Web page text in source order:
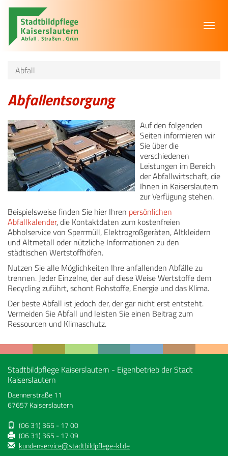
Abfall
Abfallentsorgung
Auf den folgenden
Seiten informieren wir
Sie über die
verschiedenen
Leistungen im Bereich
der Abfallwirtschaft, die
Ihnen in Kaiserslautern
zur Verfügung stehen.
Beispielsweise finden Sie hier Ihren persönlichen
Abfallkalender, die Kontaktdaten zum kostenfreien
Abholservice von Sperrmüll, Elektrogroßgeräten, Altkleidern
und Altmetall oder nützliche Informationen zu den
städtischen Wertstoffhöfen.
Nutzen Sie alle Möglichkeiten Ihre anfallenden Abfälle zu
trennen. Jeder Einzelne, der auf diese Weise Wertstoffe dem
Recycling zuführt, schont Rohstoffe, Energie und das Klima.
Der beste Abfall ist jedoch der, der gar nicht erst entsteht.
Vermeiden Sie Abfall und leisten Sie einen Beitrag zum
Ressourcen und Klimaschutz.
Stadtbildpflege Kaiserslautern - Eigenbetrieb der Stadt
Kaiserslautern
Daennerstraße 11
67657 Kaiserslautern
(06 31) 365 - 17 00
(06 31) 365 - 17 09
kundenservice@stadtbildpflege-kl.de